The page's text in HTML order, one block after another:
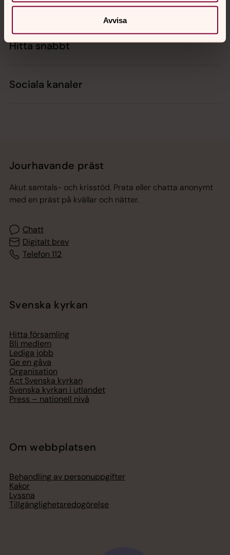
Avvisa
Kalender
Hitta snabbt
Sociala kanaler
Jourhavande präst
Akut samtals- och krisstöd. Prata eller chatta anonymt
med en präst på kvällar och nätter.
Chatt
Digitalt brev
Telefon 112
Svenska kyrkan
Hitta församling
Bli medlem
Lediga jobb
Ge en gåva
Organisation
Act Svenska kyrkan
Svenska kyrkan i utlandet
Press – nationell nivå
Om webbplatsen
Behandling av personuppgifter
Kakor
Lyssna
Tillgänglighetsredogörelse